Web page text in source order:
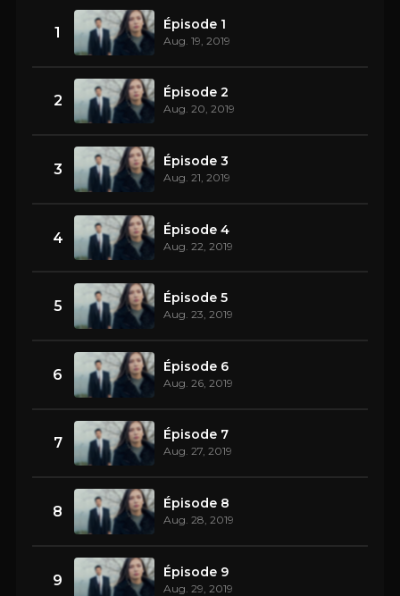
1 Épisode 1
Aug. 19, 2019
2 Épisode 2
Aug. 20, 2019
3 Épisode 3
Aug. 21, 2019
4 Épisode 4
Aug. 22, 2019
5 Épisode 5
Aug. 23, 2019
6 Épisode 6
Aug. 26, 2019
7 Épisode 7
Aug. 27, 2019
8 Épisode 8
Aug. 28, 2019
9 Épisode 9
Aug. 29, 2019